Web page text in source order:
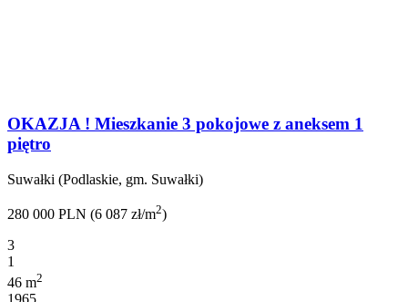
OKAZJA ! Mieszkanie 3 pokojowe z aneksem 1
piętro
Suwałki (Podlaskie, gm. Suwałki)
280 000 PLN (6 087 zł/m2)
3
1
46 m2
1965